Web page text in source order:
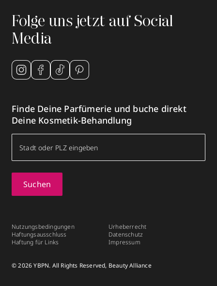
Folge uns jetzt auf Social
Media
Finde Deine Parfümerie und buche direkt
Deine Kosmetik-Behandlung
Suchen
Nutzungsbedingungen
Haftungsausschluss
Haftung für Links
Urheberrecht
Datenschutz
Impressum
© 2026 YBPN. All Rights Reserved, Beauty Alliance